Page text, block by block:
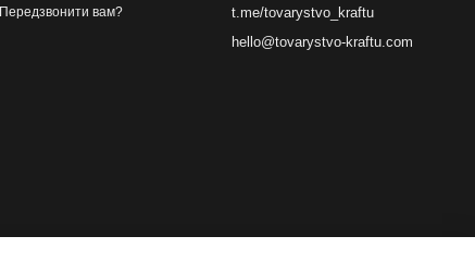
Передзвонити вам?
t.me/tovarystvo_kraftu
hello@tovarystvo-kraftu.com